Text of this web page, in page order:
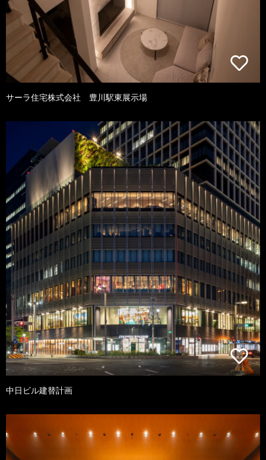
サーラ住宅株式会社 豊川駅東展示場
中日ビル建替計画